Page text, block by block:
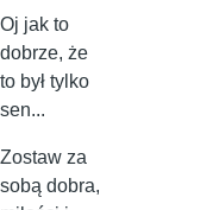
Oj jak to
dobrze, że
to był tylko
sen...
Zostaw za
sobą dobra,